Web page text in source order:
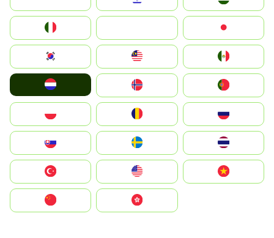
South Korea
United States
中國香港特別行政區